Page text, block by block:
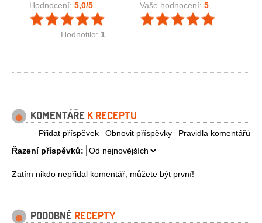
Hodnocení: 5,0/5
Hodnotilo: 1
Vaše hodnocení: 5
KOMENTÁŘE K RECEPTU
Pravidla komentářů
Obnovit příspěvky
Přidat příspěvek
Řazení příspěvků:
Zatím nikdo nepřidal komentář, můžete být první!
PODOBNÉ RECEPTY